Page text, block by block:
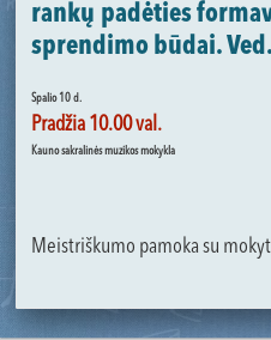
rankų padėties
sprendimo būdai.
Spalio 10 d.
Pradžia 10.00 val.
Kauno sakralinės muzikos mokykla
Meistriškumo pamoka su